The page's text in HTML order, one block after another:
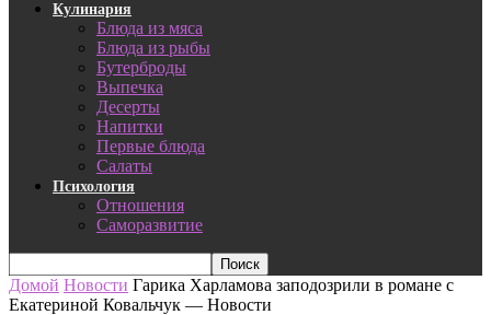
Кулинария
Блюда из мяса
Блюда из рыбы
Бутерброды
Выпечка
Десерты
Напитки
Первые блюда
Салаты
Психология
Отношения
Саморазвитие
Домой Новости Гарика Харламова заподозрили в романе с
Екатериной Ковальчук — Новости